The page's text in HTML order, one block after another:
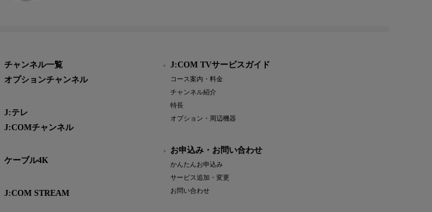
チャンネル一覧
オプションチャンネル
J:テレ
J:COMチャンネル
ケーブル4K
J:COM STREAM
J:COM TVサービスガイド
コース案内・料金
チャンネル紹介
特長
オプション・周辺機器
お申込み・お問い合わせ
かんたんお申込み
サービス追加・変更
お問い合わせ